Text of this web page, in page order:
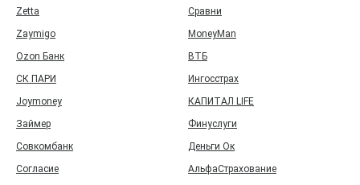
Zetta
Сравни
Zaymigo
MoneyMan
Ozon Банк
ВТБ
СК ПАРИ
Ингосстрах
Joymoney
КАПИТАЛ LIFE
Займер
Финуслуги
Совкомбанк
Деньги Ок
Согласие
АльфаСтрахование